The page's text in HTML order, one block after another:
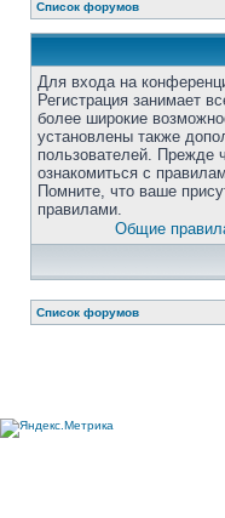
Список форумов
Для входа на
Регистрация занимает
более широкие
установлены также
пользователей. Прежде
ознакомиться с
Помните, что ваше
правилами.
Общие
Список форумов